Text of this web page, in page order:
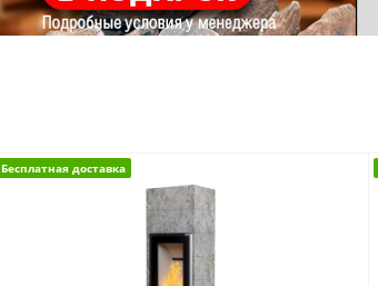
Бесплатная доставка